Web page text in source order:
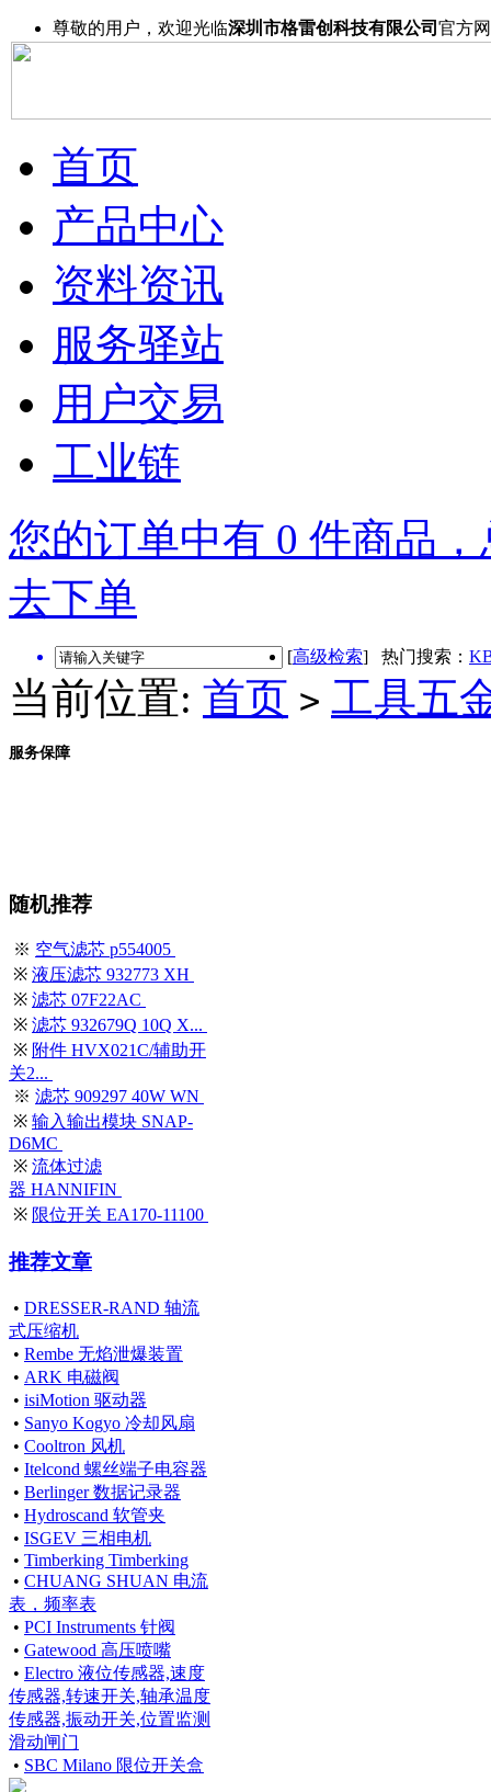
尊敬的用户，欢迎光临深圳市格雷创科技有限公司 官方
首页
产品中心
资料资讯
服务驿站
用户交易
工业链
您的订单中有 0 件商品
去下单
[高级检索] 热门搜索：
当前位置: 首页 > 工具五
服务保障
随机推荐
※ 空气滤芯 p554005
※ 液压滤芯 932773 XH
※ 滤芯 07F22AC
※ 滤芯 932679Q 10Q X...
※ 附件 HVX021C/辅助开
关2...
※ 滤芯 909297 40W WN
※ 输入输出模块 SNAP-
D6MC
※ 流体过滤
器 HANNIFIN
※ 限位开关 EA170-11100
推荐文章
• DRESSER-RAND 轴流
式压缩机
• Rembe 无焰泄爆装置
• ARK 电磁阀
• isiMotion 驱动器
• Sanyo Kogyo 冷却风扇
• Cooltron 风机
• Itelcond 螺丝端子电容器
• Berlinger 数据记录器
• Hydroscand 软管夹
• ISGEV 三相电机
• Timberking Timberking
• CHUANG SHUAN 电流
表，频率表
• PCI Instruments 针阀
• Gatewood 高压喷嘴
• Electro 液位传感器,速度
传感器,转速开关,轴承温度
传感器,振动开关,位置监测
滑动闸门
• SBC Milano 限位开关盒